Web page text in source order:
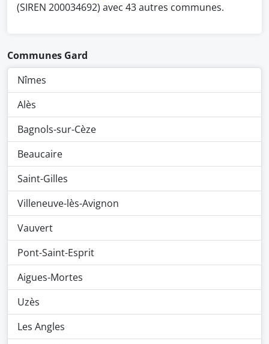
(SIREN 200034692) avec 43 autres communes.
Communes Gard
Nîmes
Alès
Bagnols-sur-Cèze
Beaucaire
Saint-Gilles
Villeneuve-lès-Avignon
Vauvert
Pont-Saint-Esprit
Aigues-Mortes
Uzès
Les Angles